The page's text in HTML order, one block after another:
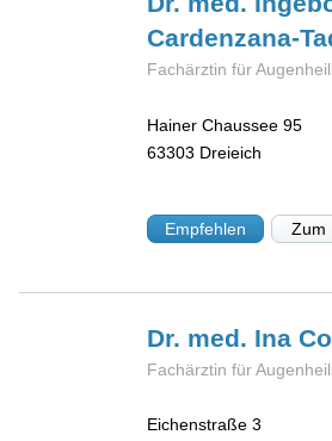
Cardenzana-
Fachärztin für
Hainer Chaussee 95
63303 Dreieich
Empfehlen Zum
Dr. med. Ina
Fachärztin für
Eichenstraße 3